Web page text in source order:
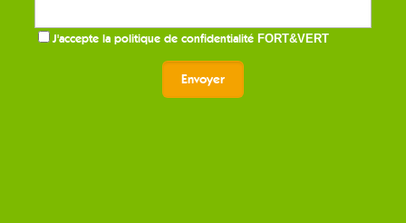
J'accepte la politique de confidentialité FORT&VERT